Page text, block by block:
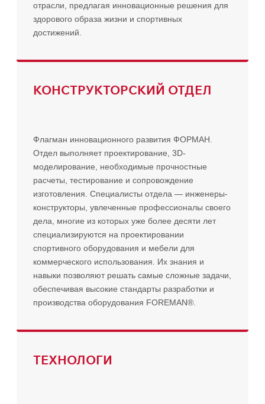
отрасли, предлагая инновационные решения для
здорового образа жизни и спортивных
достижений.
КОНСТРУКТОРСКИЙ ОТДЕЛ
Флагман инновационного развития ФОРМАН.
Отдел выполняет проектирование, 3D-
моделирование, необходимые прочностные
расчеты, тестирование и сопровождение
изготовления. Специалисты отдела — инженеры-
конструкторы, увлеченные профессионалы своего
дела, многие из которых уже более десяти лет
специализируются на проектировании
спортивного оборудования и мебели для
коммерческого использования. Их знания и
навыки позволяют решать самые сложные задачи,
обеспечивая высокие стандарты разработки и
производства оборудования FOREMAN®.
ТЕХНОЛОГИ